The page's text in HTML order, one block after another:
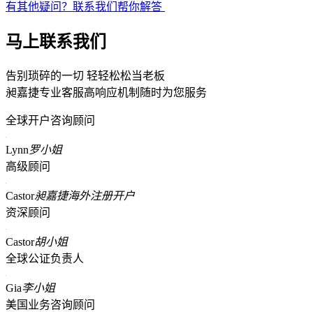
有其他疑问？联系我们帮你解答
马上联系我们
告别琐碎的一切 轻轻松松当老板
昶嘉捷专业客服高响应机制随时为您服务
全球开户咨询顾问
Lynn罗小姐
高级顾问
Castor昶嘉捷海外注册开户
资深顾问
Castor胡小姐
全球公证负责人
Gia李小姐
美国业务咨询顾问